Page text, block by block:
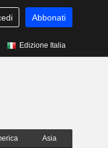
Abbonati
Edizione Italia
Asia